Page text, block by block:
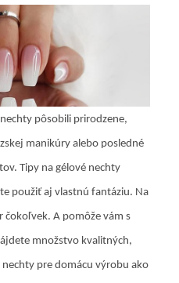
pôsobili prirodzene,
manikúry alebo posledné
Tipy na gélové nechty
použiť aj vlastnú fantáziu. Na
čokoľvek. A pomôže vám s
množstvo kvalitných,
pre domácu výrobu ako